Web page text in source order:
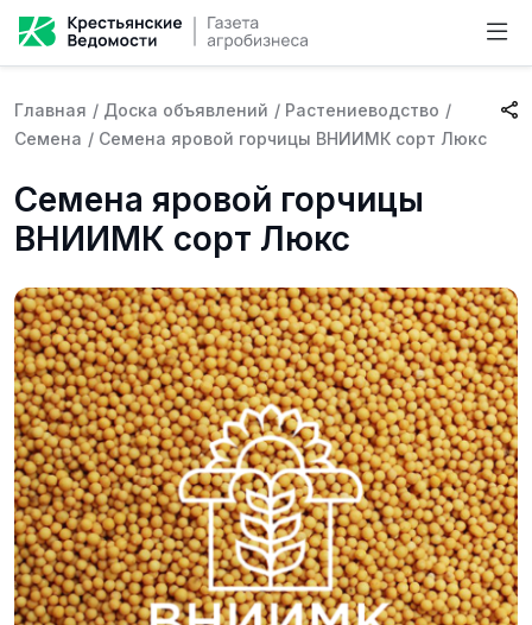
Главная / Доска объявлений / Растениеводство /
Семена / Семена яровой горчицы ВНИИМК сорт Люкс
Семена яровой горчицы
ВНИИМК сорт Люкс